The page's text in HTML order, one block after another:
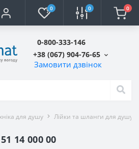
0 0 0
0-800-333-146
+38 (067) 904-76-65
Замовити дзвінок
для душу Лійки та шланги для душу
14 000 00